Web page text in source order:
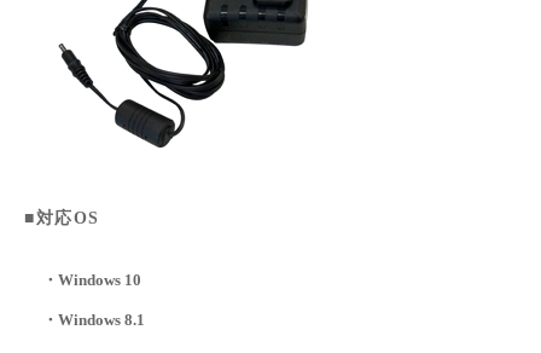
■対応OS
・Windows 10
・Windows 8.1